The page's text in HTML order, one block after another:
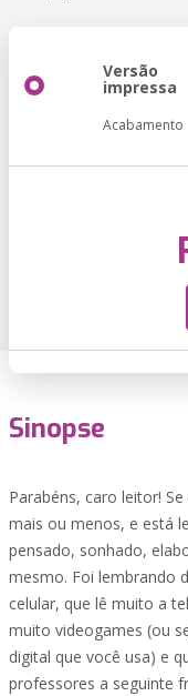
Versão
impressa
Acabamento
Sinopse
Parabéns, caro leitor!
mais ou menos, e está
pensado, sonhado,
mesmo. Foi lembrando
celular, que lê muito a
muito videogames (ou
digital que você usa) e
professores a seguinte